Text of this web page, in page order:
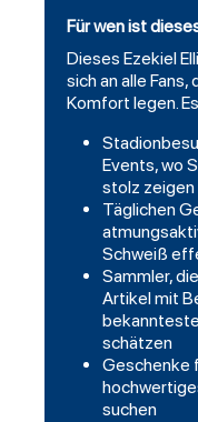
Für wen ist
Dieses Ezekiel
sich an alle
Komfort legen.
Events, wo
stolz
Täglichen
Schweiß
Sammler,
Artikel mit
schätzen
Geschenke
suchen